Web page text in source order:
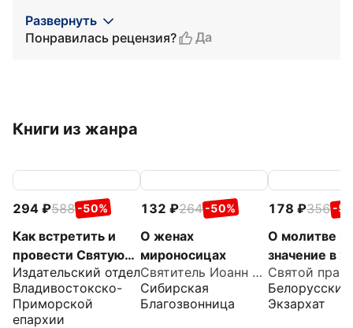
Развернуть
Понравилась рецензия?
Да
Книги из жанра
294 588 -50%
Как встретить и
провести Святую
Пасху
Издательский отдел
Владивостокско-
Приморской
епархии
132 264 -50%
О женах
мироносицах
Святитель Иоанн Златоуст
Сибирская
Благозвонница
178 356 -
О молитве и
значение в
Извлечения
дневника с
Белорусский
Экзархат